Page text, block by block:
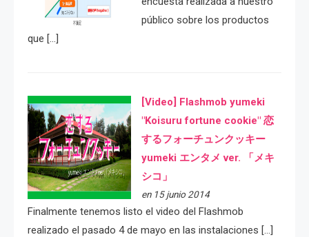
público sobre los productos
que […]
[Video] Flashmob yumeki
"Koisuru fortune cookie" 恋
するフォーチュンクッキー
yumeki エンタメ ver. 「メキ
シコ」
en 15 junio 2014
Finalmente tenemos listo el video del Flashmob
realizado el pasado 4 de mayo en las instalaciones […]